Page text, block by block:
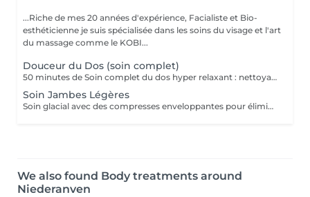
...Riche de mes 20 années d'expérience, Facialiste et Bio-
esthéticienne je suis spécialisée dans les soins du visage et l'art
du massage comme le KOBI...
Douceur du Dos (soin complet)
50 minutes de Soin complet du dos hyper relaxant : nettoyage profond + gommage + massage + enveloppement + crème hydratante. Détente garantie
Soin Jambes Légères
Soin glacial avec des compresses enveloppantes pour éliminer la sensation de jambes lourdes + massage drainant pour relancer la circulation dans le soin premium
We also found Body treatments around
Niederanven